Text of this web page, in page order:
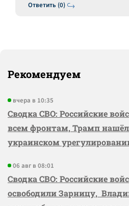
Ответить (0)
Рекомендуем
вчера в 10:35
Сводка СВО: Российские
всем фронтам, Трамп нашёл
украинском
06 авг в 08:01
Сводка СВО: Российские
освободили Зарницу,